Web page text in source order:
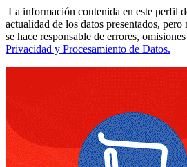
La información contenida en este perfil
actualidad de los datos presentados,
se hace responsable de errores,
Privacidad y Procesamiento de Datos.